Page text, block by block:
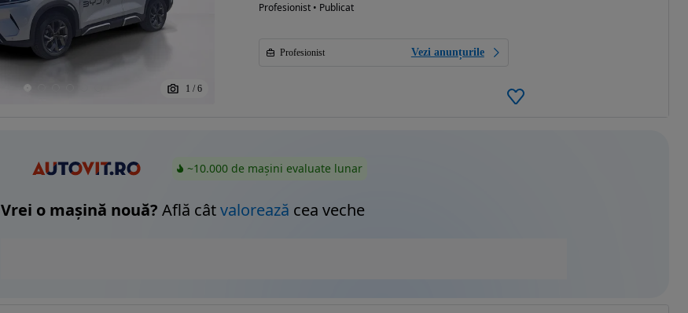
1 / 6
Profesionist • Publicat
Profesionist Vezi anunțurile
~10.000 de mașini evaluate lunar
Vrei o mașină nouă? Află câtvalorează cea veche